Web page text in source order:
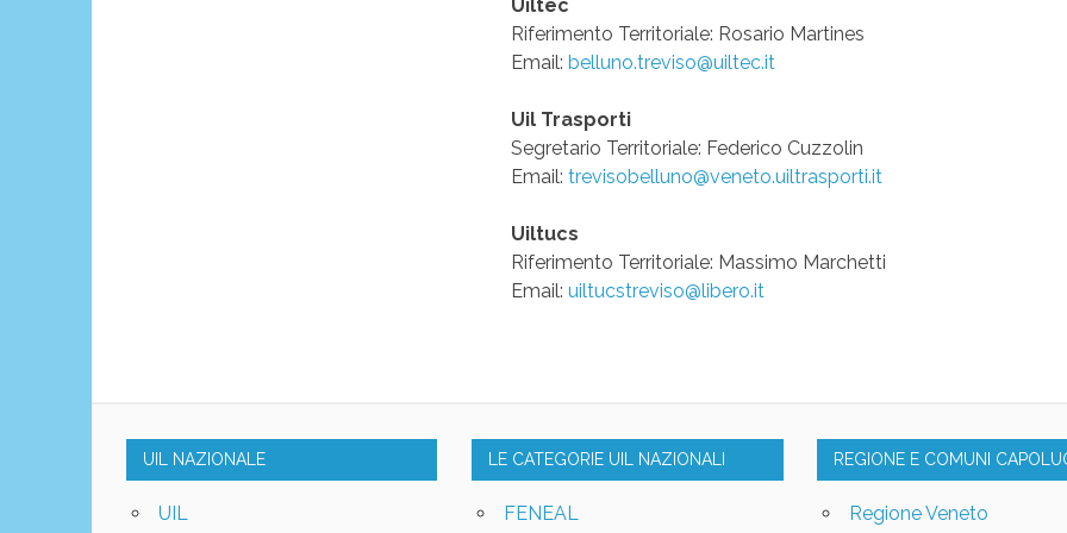
Uiltec
Riferimento Territoriale: Rosario Martines
Email:belluno.treviso@uiltec.it
Uil Trasporti
Segretario Territoriale: Federico Cuzzolin
Email:trevisobelluno@veneto.uiltrasporti.it
Uiltucs
Riferimento Territoriale: Massimo Marchetti
Email:uiltucstreviso@libero.it
UIL NAZIONALE
UIL
LE CATEGORIE UIL NAZIONALI
FENEAL
REGIONE E COMUNI
Regione Veneto